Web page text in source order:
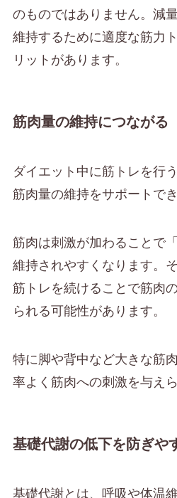
のものではありません。減
維持するために適度な筋力
リットがあります。
筋肉量の維持につながる
ダイエット中に筋トレを行
筋肉量の維持をサポートで
筋肉は刺激が加わることで
維持されやすくなります。
筋トレを続けることで筋肉
られる可能性があります。
特に脚や背中など大きな筋
率よく筋肉への刺激を与えら
基礎代謝の低下を防ぎや
基礎代謝とは、呼吸や体温